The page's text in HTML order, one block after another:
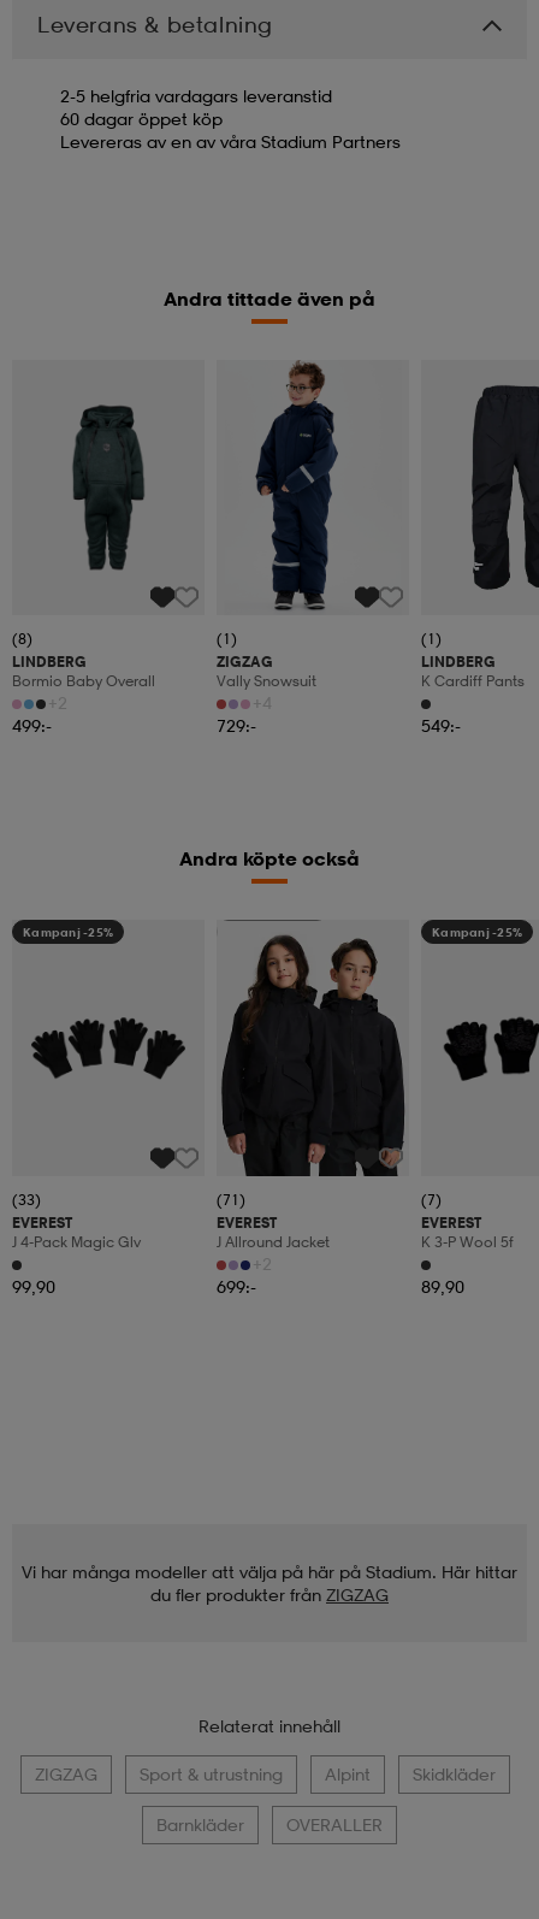
Leverans & betalning
2-5 helgfria vardagars leveranstid
60 dagar öppet köp
Levereras av en av våra Stadium Partners
Andra tittade även på
(8)
LINDBERG
Bormio Baby Overall
+2
499:-
(1)
ZIGZAG
Vally Snowsuit
+4
729:-
(1)
LINDBERG
K Cardiff Pants
549:-
Andra köpte också
Kampanj -25%
(33)
EVEREST
J 4-Pack Magic Glv
99,90
Kampanj -25%
(71)
EVEREST
J Allround Jacket
+2
699:-
Kampanj -25%
(7)
EVEREST
K 3-P Wool 5f
89,90
Vi har många modeller att välja på här på Stadium. Här hittar
du fler produkter från ZIGZAG
Relaterat innehåll
ZIGZAG Sport & utrustning Alpint Skidkläder
Barnkläder OVERALLER